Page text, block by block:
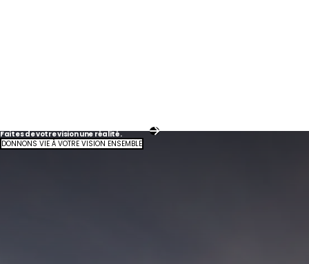
Faites de votre vision une réalité.
DONNONS VIE À VOTRE VISION ENSEMBLE